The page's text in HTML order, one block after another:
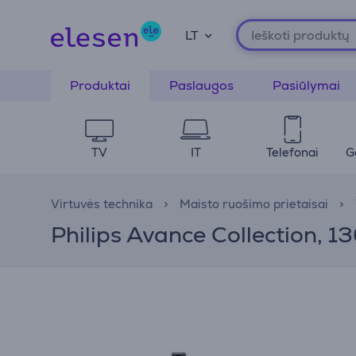
LT
Produktai Paslaugos Pasiūlymai
TV IT Telefonai
Virtuvės technika Maisto ruošimo prietaisai
Philips Avance Collection,